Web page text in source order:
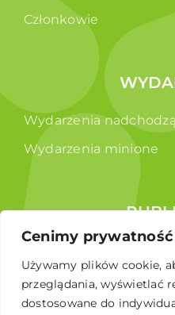
Cenimy
Używamy plików cookie,
przeglądania, wyświetlać
dostosowane do
Członkowie
Wydarzenia
Wydarzenia minione
Broszura edukacyjna